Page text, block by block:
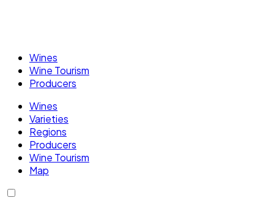
Wines
Wine Tourism
Producers
Wines
Varieties
Regions
Producers
Wine Tourism
Map